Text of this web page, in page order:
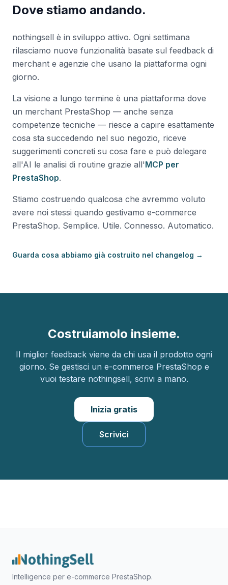
Dove stiamo andando.
nothingsell è in sviluppo attivo. Ogni settimana
rilasciamo nuove funzionalità basate sul feedback di
merchant e agenzie che usano la piattaforma ogni
giorno.
La visione a lungo termine è una piattaforma dove
un merchant PrestaShop — anche senza
competenze tecniche — riesce a capire esattamente
cosa sta succedendo nel suo negozio, riceve
suggerimenti concreti su cosa fare e può delegare
all'AI le analisi di routine grazie all'MCP per
PrestaShop.
Stiamo costruendo qualcosa che avremmo voluto
avere noi stessi quando gestivamo e-commerce
PrestaShop. Semplice. Utile. Connesso. Automatico.
Guarda cosa abbiamo già costruito nel changelog →
Costruiamolo insieme.
Il miglior feedback viene da chi usa il prodotto ogni
giorno. Se gestisci un e-commerce PrestaShop e
vuoi testare nothingsell, scrivi a mano.
Inizia gratis
Scrivici
Intelligence per e-commerce PrestaShop.